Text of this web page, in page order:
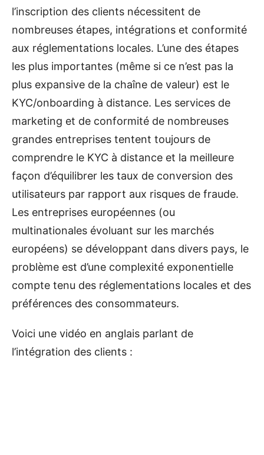
l’inscription des clients nécessitent de
nombreuses étapes, intégrations et conformité
aux réglementations locales. L’une des étapes
les plus importantes (même si ce n’est pas la
plus expansive de la chaîne de valeur) est le
KYC/onboarding à distance. Les services de
marketing et de conformité de nombreuses
grandes entreprises tentent toujours de
comprendre le KYC à distance et la meilleure
façon d’équilibrer les taux de conversion des
utilisateurs par rapport aux risques de fraude.
Les entreprises européennes (ou
multinationales évoluant sur les marchés
européens) se développant dans divers pays, le
problème est d’une complexité exponentielle
compte tenu des réglementations locales et des
préférences des consommateurs.
Voici une vidéo en anglais parlant de
l’intégration des clients :